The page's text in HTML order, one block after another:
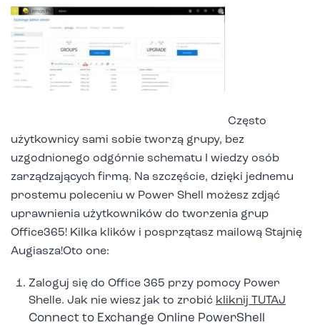
Często
użytkownicy sami sobie tworzą grupy, bez
uzgodnionego odgórnie schematu I wiedzy osób
zarządzających firmą. Na szczęście, dzięki jednemu
prostemu poleceniu w Power Shell możesz zdjąć
uprawnienia użytkowników do tworzenia grup
Office365! Kilka klików i posprzątasz mailową Stajnię
Augiasza!Oto one:
Zaloguj się do Office 365 przy pomocy Power
Shelle. Jak nie wiesz jak to zrobić kliknij TUTAJ
Connect to Exchange Online PowerShell